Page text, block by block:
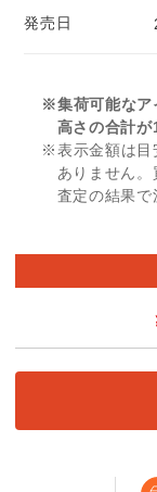
発売日
※集荷可能なア
高さの合計が
※表示金額は目
ありません
査定の結果で